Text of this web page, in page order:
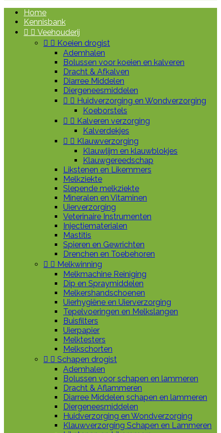
Home
Kennisbank
  Veehouderij
  Koeien drogist
Ademhalen
Bolussen voor koeien en kalveren
Dracht & Afkalven
Diarree Middelen
Diergeneesmiddelen
  Huidverzorging en Wondverzorging
Koeborstels
  Kalveren verzorging
Kalverdekjes
  Klauwverzorging
Klauwlijm en klauwblokjes
Klauwgereedschap
Likstenen en Likemmers
Melkziekte
Slepende melkziekte
Mineralen en Vitaminen
Uierverzorging
Veterinaire Instrumenten
Injectiematerialen
Mastitis
Spieren en Gewrichten
Drenchen en Toebehoren
  Melkwinning
Melkmachine Reiniging
Dip en Spraymiddelen
Melkershandschoenen
Uierhygiëne en Uierverzorging
Tepelvoeringen en Melkslangen
Buisfilters
Uierpapier
Melktesters
Melkschorten
  Schapen drogist
Ademhalen
Bolussen voor schapen en lammeren
Dracht & Aflammeren
Diarree Middelen schapen en lammeren
Diergeneesmiddelen
Huidverzorging en Wondverzorging
Klauwverzorging Schapen en Lammeren